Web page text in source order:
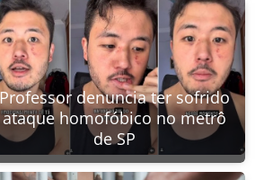
denuncia ter sofrido
ataque homofóbico no metrô
de SP